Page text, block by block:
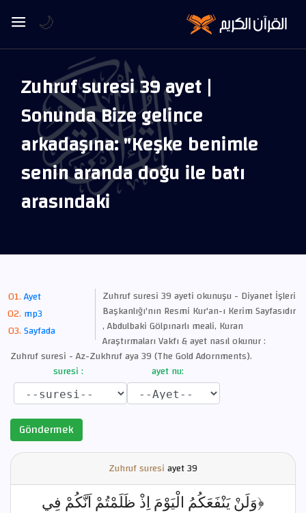
Zuhruf suresi 39 ayet |
Sonunda Bize gelince
arkadaşına: "Keşke benimle
senin aranda doğu ile batı
arasındaki
Ayet
mp3
Sayfada
Zuhruf suresi 39 ayeti okunuşu - Diyanet İşleri
Başkanlığı'nın Resmi Kur'an-ı Kerim Sayfasıdır
, Abdulbaki Gölpınarlı meali, Kuran
Araştırmaları Vakfı & ayet nasıl okunur :
Zuhruf suresi - Az-Zukhruf aya 39 (The Gold Adornments).
suresi :
ayet nu:
Göndermek
Zuhruf suresiayet39
﴿وَلَنْ يَنْفَعَكُمُ الْيَوْمَ اِذْ ظَلَمْتُمْ اَنَّكُمْ فِي
🌙